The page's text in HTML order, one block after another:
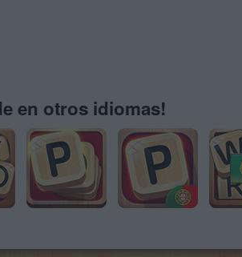
en otros idiomas!